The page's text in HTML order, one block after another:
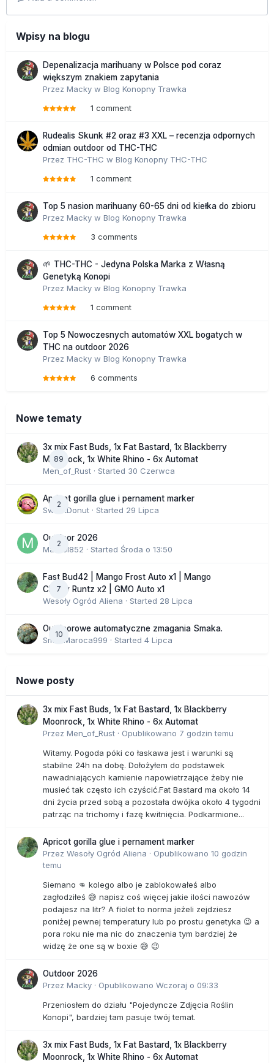
Wpisy na blogu
Depenalizacja marihuany w Polsce pod coraz
większym znakiem zapytania
Przez Macky w Blog Konopny Trawka
1 comment
Rudealis Skunk #2 oraz #3 XXL – recenzja odpornych
odmian outdoor od THC-THC
Przez THC-THC w Blog Konopny THC-THC
1 comment
Top 5 nasion marihuany 60-65 dni od kiełka do zbioru
Przez Macky w Blog Konopny Trawka
3 comments
🌱 THC-THC - Jedyna Polska Marka z Własną
Genetyką Konopi
Przez Macky w Blog Konopny Trawka
1 comment
Top 5 Nowoczesnych automatów XXL bogatych w
THC na outdoor 2026
Przez Macky w Blog Konopny Trawka
6 comments
Nowe tematy
89
3x mix Fast Buds, 1x Fat Bastard, 1x Blackberry
Moonrock, 1x White Rhino - 6x Automat
Men_of_Rust · Started 30 Czerwca
2
Apricot gorilla glue i pernament marker
SweetDonut · Started 29 Lipca
2
Outdoor 2026
Marcel852 · Started Środa o 13:50
7
Fast Bud42 | Mango Frost Auto x1 | Mango
Cherry Runtz x2 | GMO Auto x1
Wesoły Ogród Aliena · Started 28 Lipca
10
Outdoorowe automatyczne zmagania Smaka.
SmakMaroca999 · Started 4 Lipca
Nowe posty
3x mix Fast Buds, 1x Fat Bastard, 1x Blackberry
Moonrock, 1x White Rhino - 6x Automat
Przez Men_of_Rust · Opublikowano 7 godzin temu
Witamy. Pogoda póki co łaskawa jest i warunki są
stabilne 24h na dobę. Dołożyłem do podstawek
nawadniających kamienie napowietrzające żeby nie
musieć tak często ich czyścić.Fat Bastard ma około 14
dni życia przed sobą a pozostała dwójka około 4 tygodni
patrząc na trichomy i fazę kwitnięcia. Podkarmione...
Apricot gorilla glue i pernament marker
Przez Wesoły Ogród Aliena · Opublikowano 10 godzin
temu
Siemano 👊 kolego albo je zablokowałeś albo
zagłodziłeś 😅 napisz coś więcej jakie ilości nawozów
podajesz na litr? A fiolet to norma jeżeli zejdziesz
poniżej pewnej temperatury lub po prostu genetyka 😉 a
pora roku nie ma nic do znaczenia tym bardziej że
widzę że one są w boxie 😅 😉
Outdoor 2026
Przez Macky · Opublikowano Wczoraj o 09:33
Przeniosłem do działu "Pojedyncze Zdjęcia Roślin
Konopi", bardziej tam pasuje twój temat.
3x mix Fast Buds, 1x Fat Bastard, 1x Blackberry
Moonrock, 1x White Rhino - 6x Automat